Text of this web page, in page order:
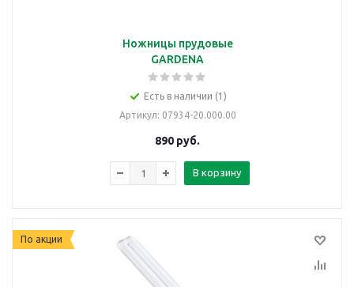
Ножницы прудовые
GARDENA
Есть в наличии (1)
Артикул: 07934-20.000.00
890 руб.
В корзину
По акции